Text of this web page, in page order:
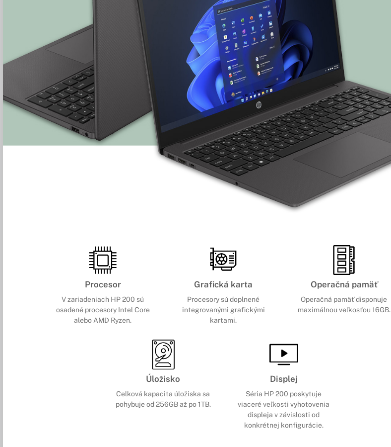
Procesor
V zariadeniach HP 200 sú
osadené procesory Intel Core
alebo AMD Ryzen.
Grafická karta
Procesory sú doplnené
integrovanými grafickými
kartami.
Operačná pamäť
Operačná pamäť disponuje
maximálnou veľkosťou 16GB.
Úložisko
Celková kapacita úložiska sa
pohybuje od 256GB až po 1TB.
Displej
Séria HP 200 poskytuje
viaceré veľkosti vyhotovenia
displeja v závislosti od
konkrétnej konfigurácie.